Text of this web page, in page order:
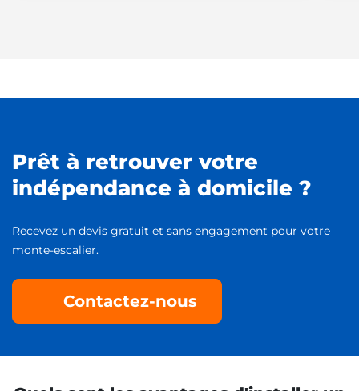
Prêt à retrouver votre
indépendance à domicile ?
Recevez un devis gratuit et sans engagement pour votre
monte-escalier.
Contactez-nous